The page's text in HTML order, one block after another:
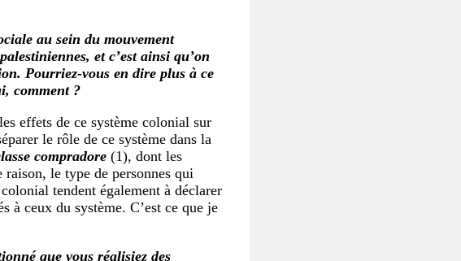
au sein du mouvement
et c’est ainsi qu’on
Pourriez-vous en dire plus à ce
comment ?
effets de ce système colonial sur
le rôle de ce système dans la
compradore (1), dont les
le type de personnes qui
tendent également à déclarer
à ceux du système. C’est ce que je
que vous réalisiez des